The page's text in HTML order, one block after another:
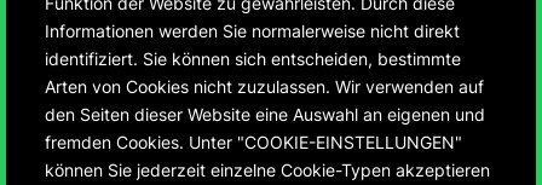
Bücher der Natur
Informationen werden Sie normalerweise nicht direkt
identifiziert. Sie können sich entscheiden, bestimmte
Arten von Cookies nicht zuzulassen. Wir verwenden auf
den Seiten dieser Website eine Auswahl an eigenen und
fremden Cookies. Unter "COOKIE-EINSTELLUNGEN"
können Sie jederzeit einzelne Cookie-Typen akzeptieren